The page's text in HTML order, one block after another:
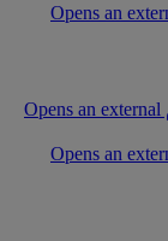
نموذج لقائمة الطعام Opens an external